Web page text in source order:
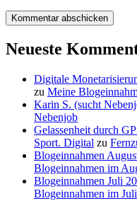
Neueste
Digitale
zu Meine
Karin S. (sucht
Nebenjob
Gelassenheit durch
Sport. Digital zu
Blogeinnahmen
Blogeinnahmen im
Blogeinnahmen Juli
Blogeinnahmen im